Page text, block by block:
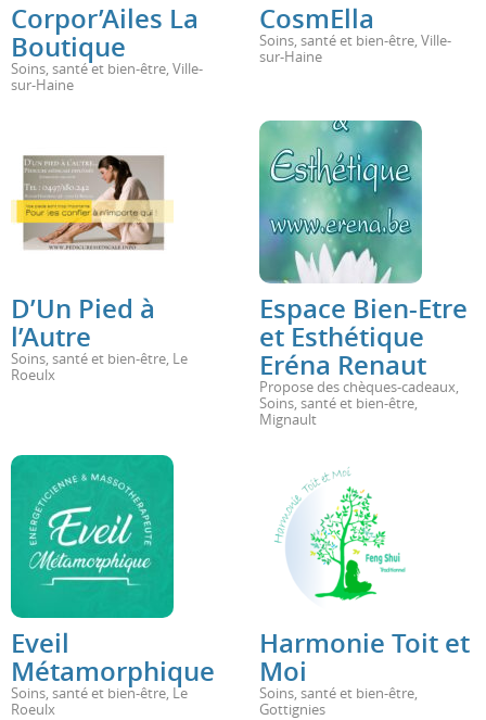
Corpor’Ailes La
Boutique
Soins, santé et bien-être, Ville-
sur-Haine
CosmElla
Soins, santé et bien-être, Ville-
sur-Haine
D’Un Pied à
l’Autre
Soins, santé et bien-être, Le
Roeulx
Espace Bien-Etre
et Esthétique
Eréna Renaut
Propose des chèques-cadeaux,
Soins, santé et bien-être,
Mignault
Eveil
Métamorphique
Soins, santé et bien-être, Le
Roeulx
Harmonie Toit et
Moi
Soins, santé et bien-être,
Gottignies